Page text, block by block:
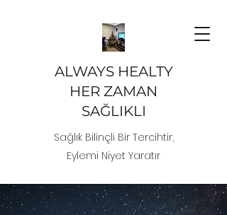
ALWAYS HEALTY
HER ZAMAN
SAĞLIKLI
Sağlık Bilinçli Bir Tercihtir,
Eylemi Niyet Yaratır